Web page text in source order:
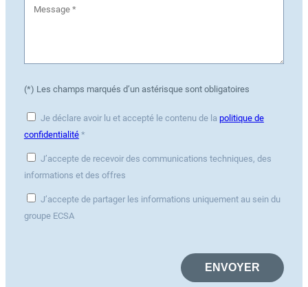
(*) Les champs marqués d’un astérisque sont obligatoires
Je déclare avoir lu et accepté le contenu de la politique de
confidentialité*
J’accepte de recevoir des communications techniques, des
informations et des offres
J’accepte de partager les informations uniquement au sein du
groupe ECSA